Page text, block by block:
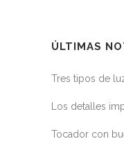
ÚLTIMAS
Tres tipos de
Los detalles
Tocador con